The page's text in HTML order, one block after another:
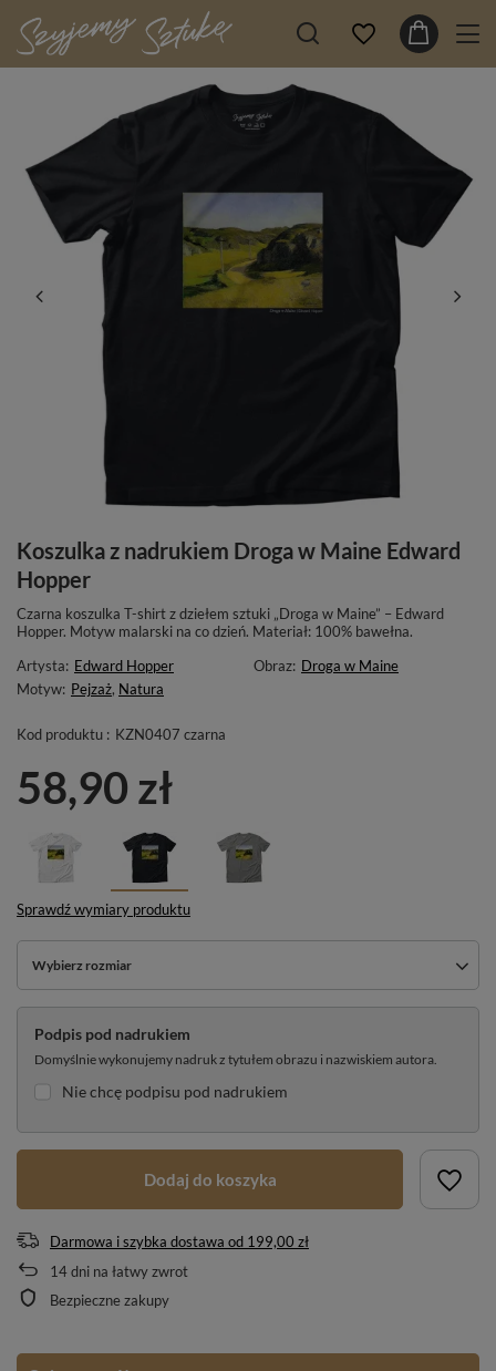
Koszulka z nadrukiem Droga w Maine Edward
Hopper
Czarna koszulka T-shirt z dziełem sztuki „Droga w Maine” – Edward
Hopper. Motyw malarski na co dzień. Materiał: 100% bawełna.
Artysta: Edward Hopper Obraz: Droga w Maine
Motyw: Pejzaż, Natura
Kod produktu : KZN0407 czarna
58,90 zł
Sprawdź wymiary produktu
Wybierz rozmiar
Podpis pod nadrukiem
Domyślnie wykonujemy nadruk z tytułem obrazu i nazwiskiem autora.
Nie chcę podpisu pod nadrukiem
Dodaj do koszyka
Darmowa i szybka dostawa od 199,00 zł
14dni na łatwy zwrot
Bezpieczne zakupy